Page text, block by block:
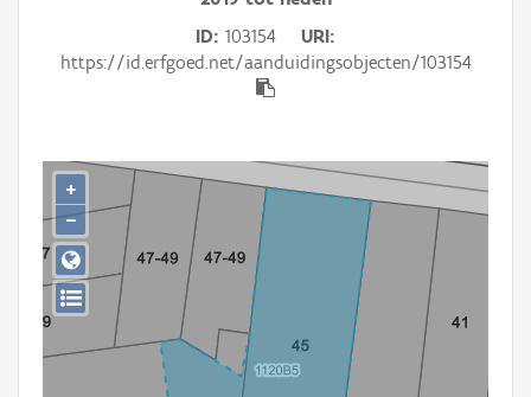
Thema
Persoon of collectief
Downloads
Hergebruik
Aanmelden
ID 103154
URI
https://id.erfgoed.net/aanduidingsobjecten/103154
+
−